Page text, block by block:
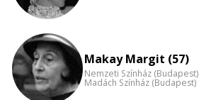
Makay Margit (57)
Nemzeti Színház (Budapest)
Madách Színház (Budapest)